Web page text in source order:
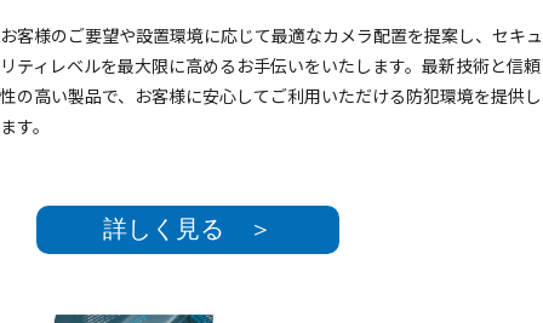
お客様のご要望や設置環境に応じて最適なカメラ配置を提案し、セキュ
リティレベルを最大限に高めるお手伝いをいたします。最新技術と信頼
性の高い製品で、お客様に安心してご利用いただける防犯環境を提供し
ます。
詳しく見る ＞